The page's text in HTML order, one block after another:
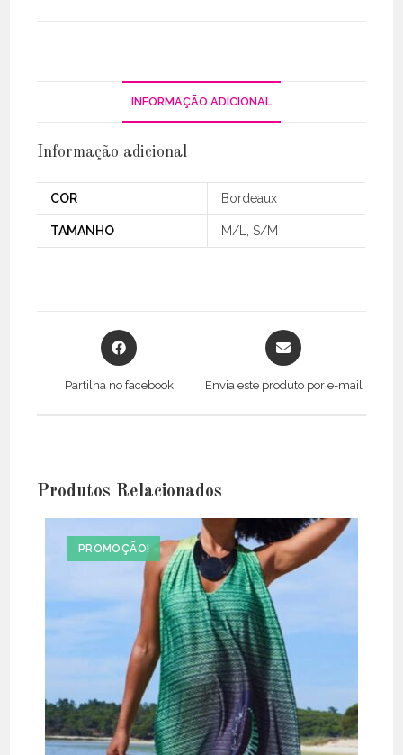
INFORMAÇÃO ADICIONAL
Informação adicional
COR Bordeaux
TAMANHO M/L, S/M
Opens
in
Partilha no facebook
Opens
in
Envia este produto por e-mail
Produtos Relacionados
PROMOÇÃO!